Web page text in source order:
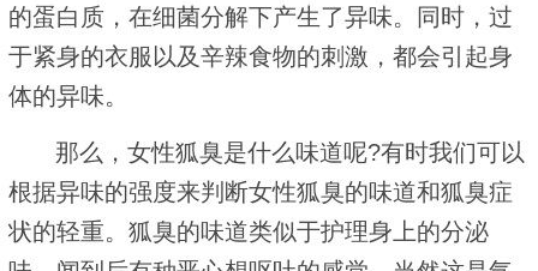
的蛋白质，在细菌分解下产生了异味。同时，过
于紧身的衣服以及辛辣食物的刺激，都会引起身
体的异味。
那么，女性狐臭是什么味道呢?有时我们可以
根据异味的强度来判断女性狐臭的味道和狐臭症
状的轻重。狐臭的味道类似于护理身上的分泌